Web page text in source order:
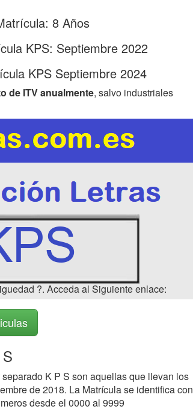
8 Años
KPS: Septiembre 2022
KPS Septiembre 2024
de ITV anualmente, salvo industriales
?. Acceda al Siguiente enlace:
K P S son aquellas que llevan los
de 2018. La Matrícula se identifica con
desde el 0000 al 9999